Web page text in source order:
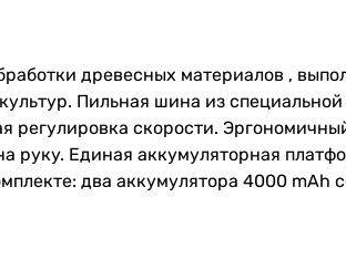
древесных материалов ,
Пильная шина из
регулировка скорости.
Единая аккумуляторная
два аккумулятора 4000 mAh